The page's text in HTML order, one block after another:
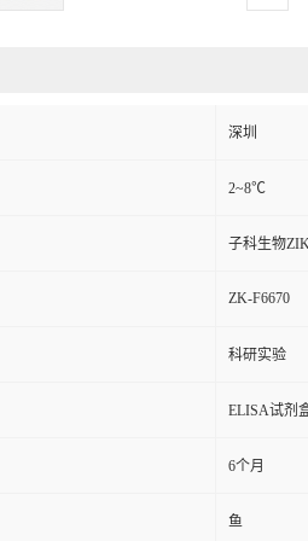
深圳
2~8℃
子科生物
ZK-F6670
科研实验
ELISA试剂
6个月
鱼